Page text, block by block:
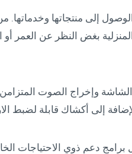
إلى منتجاتها
بغض النظر عن العمر
وإخراج الصوت
دعم ذوي الاحتياجات